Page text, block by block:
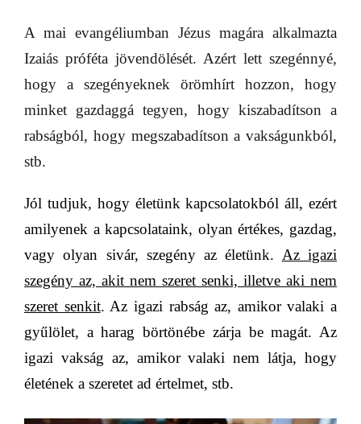
A mai evangéliumban Jézus magára alkalmazta
Izaiás próféta jövendölését. Azért lett szegénnyé,
hogy a szegényeknek örömhírt hozzon, hogy
minket gazdaggá tegyen, hogy kiszabadítson a
rabságból, hogy megszabadítson a vakságunkból,
stb.
Jól tudjuk, hogy életünk kapcsolatokból áll, ezért
amilyenek a kapcsolataink, olyan értékes, gazdag,
vagy olyan sivár, szegény az életünk. Az igazi
szegény az, akit nem szeret senki, illetve aki nem
szeret senkit. Az igazi rabság az, amikor valaki a
gyűlölet, a harag börtönébe zárja be magát. Az
igazi vakság az, amikor valaki nem látja, hogy
életének a szeretet ad értelmet, stb.